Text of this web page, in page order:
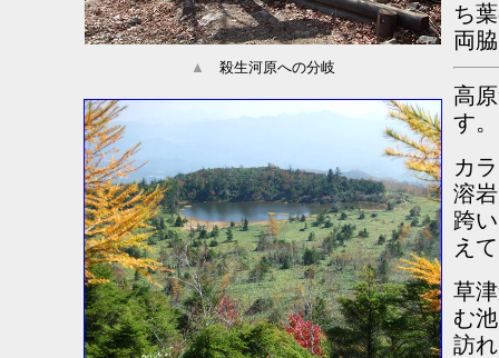
ち
両
▲ 殺生河原への分岐
高
す。
カ
溶
跨
え
草
む
訪